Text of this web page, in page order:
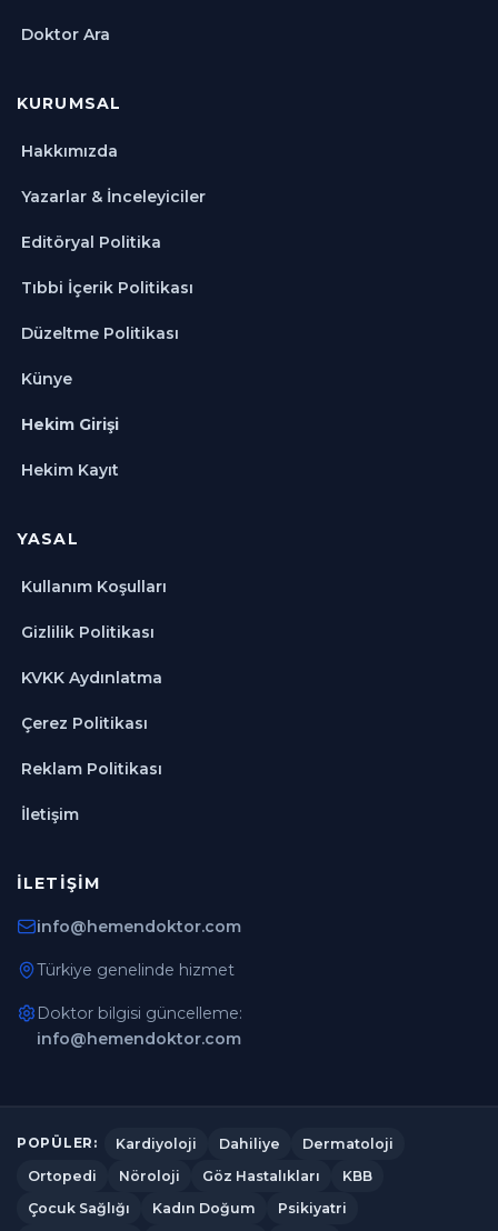
Doktor Ara
KURUMSAL
Hakkımızda
Yazarlar & İnceleyiciler
Editöryal Politika
Tıbbi İçerik Politikası
Düzeltme Politikası
Künye
Hekim Girişi
Hekim Kayıt
YASAL
Kullanım Koşulları
Gizlilik Politikası
KVKK Aydınlatma
Çerez Politikası
Reklam Politikası
İletişim
İLETIŞIM
info@hemendoktor.com
Türkiye genelinde hizmet
Doktor bilgisi güncelleme:
info@hemendoktor.com
POPÜLER: Kardiyoloji Dahiliye
Dermatoloji
Ortopedi
Nöroloji Göz Hastalıkları
KBB
Çocuk Sağlığı
Kadın Doğum Psikiyatri